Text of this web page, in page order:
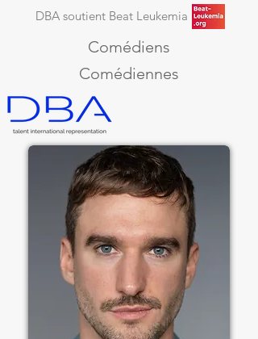
DBA soutient Beat Leukemia
Comédiens
Comédiennes